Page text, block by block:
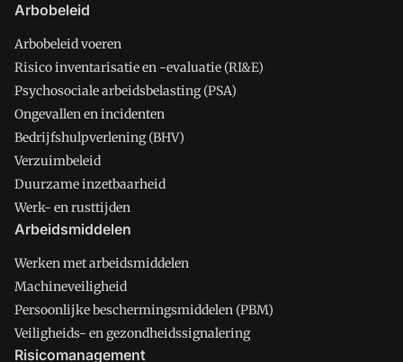
Arbobeleid
Arbobeleid voeren
Risico inventarisatie en -evaluatie (RI&E)
Psychosociale arbeidsbelasting (PSA)
Ongevallen en incidenten
Bedrijfshulpverlening (BHV)
Verzuimbeleid
Duurzame inzetbaarheid
Werk- en rusttijden
Arbeidsmiddelen
Werken met arbeidsmiddelen
Machineveiligheid
Persoonlijke beschermingsmiddelen (PBM)
Veiligheids- en gezondheidssignalering
Risicomanagement